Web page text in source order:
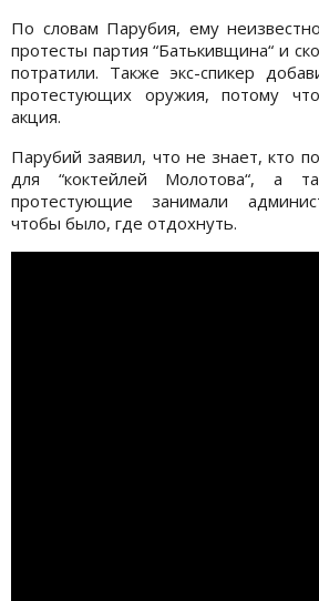
По словам Парубия, ему
протесты партия “Батькивщина“ и
потратили. Также экс-спикер
протестующих оружия, потому
акция.
Парубий заявил, что не знает, кто
для “коктейлей Молотова“, а
протестующие занимали
чтобы было, где отдохнуть.